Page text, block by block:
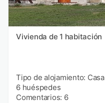
Vivienda de 1 habitación
Tipo de alojamiento: Casa
6 huéspedes
Comentarios: 6